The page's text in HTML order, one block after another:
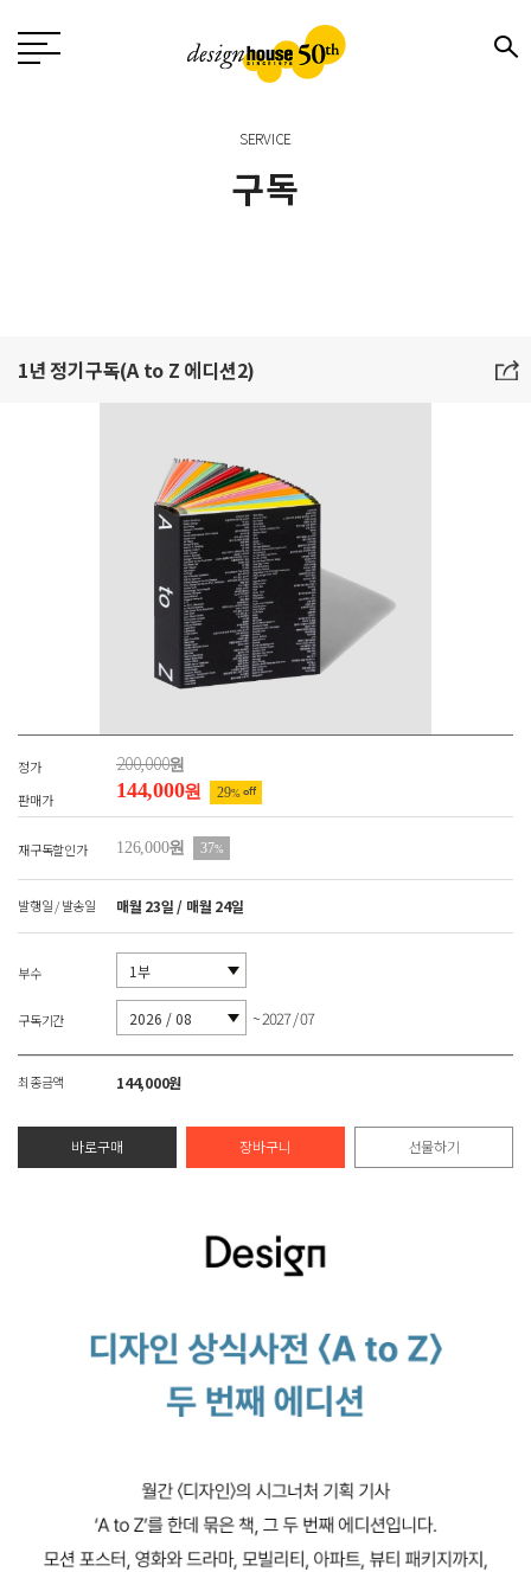
SERVICE
구독
1년 정기구독(A to Z 에디션2)
정가 200,000원
판매가 144,000원 29% off
재구독할인가 126,000원 37%
발행일 / 발송일 매월 23일 / 매월 24일
부수
구독기간 ~ 2027 / 07
최종금액 144,000원
바로구매 장바구니 선물하기